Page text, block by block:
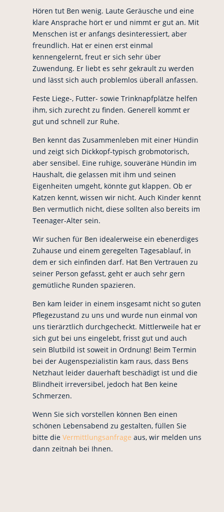
Hören tut Ben wenig. Laute Geräusche und eine
klare Ansprache hört er und nimmt er gut an. Mit
Menschen ist er anfangs desinteressiert, aber
freundlich. Hat er einen erst einmal
kennengelernt, freut er sich sehr über
Zuwendung. Er liebt es sehr gekrault zu werden
und lässt sich auch problemlos überall anfassen.
Feste Liege-, Futter- sowie Trinknapfplätze helfen
ihm, sich zurecht zu finden. Generell kommt er
gut und schnell zur Ruhe.
Ben kennt das Zusammenleben mit einer Hündin
und zeigt sich Dickkopf-typisch grobmotorisch,
aber sensibel. Eine ruhige, souveräne Hündin im
Haushalt, die gelassen mit ihm und seinen
Eigenheiten umgeht, könnte gut klappen. Ob er
Katzen kennt, wissen wir nicht. Auch Kinder kennt
Ben vermutlich nicht, diese sollten also bereits im
Teenager-Alter sein.
Wir suchen für Ben idealerweise ein ebenerdiges
Zuhause und einem geregelten Tagesablauf, in
dem er sich einfinden darf. Hat Ben Vertrauen zu
seiner Person gefasst, geht er auch sehr gern
gemütliche Runden spazieren.
Ben kam leider in einem insgesamt nicht so guten
Pflegezustand zu uns und wurde nun einmal von
uns tierärztlich durchgecheckt. Mittlerweile hat er
sich gut bei uns eingelebt, frisst gut und auch
sein Blutbild ist soweit in Ordnung! Beim Termin
bei der Augenspezialistin kam raus, dass Bens
Netzhaut leider dauerhaft beschädigt ist und die
Blindheit irreversibel, jedoch hat Ben keine
Schmerzen.
Wenn Sie sich vorstellen können Ben einen
schönen Lebensabend zu gestalten, füllen Sie
bitte die Vermittlungsanfrage aus, wir melden uns
dann zeitnah bei Ihnen.